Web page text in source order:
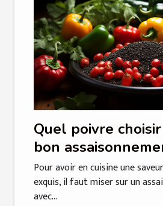
Quel poivre
bon
Pour avoir en cuisine une
exquis, il faut miser sur un
avec...